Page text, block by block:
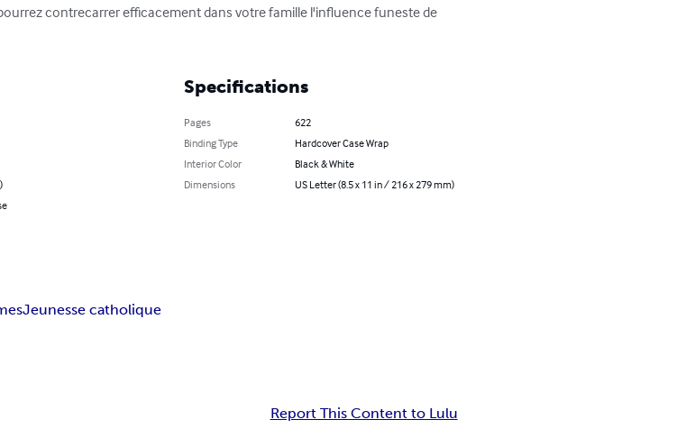
contrecarrer efficacement dans votre famille l'influence funeste de
Specifications
Pages
622
Binding Type
Hardcover Case Wrap
Interior Color
Black & White
Dimensions
US Letter (8.5 x 11 in / 216 x 279 mm)
Jeunesse catholique
Report This Content to Lulu